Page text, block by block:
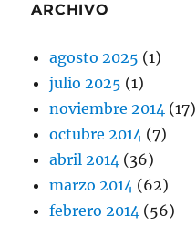
ARCHIVO
agosto 2025 (1)
julio 2025 (1)
noviembre 2014 (17)
octubre 2014 (7)
abril 2014 (36)
marzo 2014 (62)
febrero 2014 (56)